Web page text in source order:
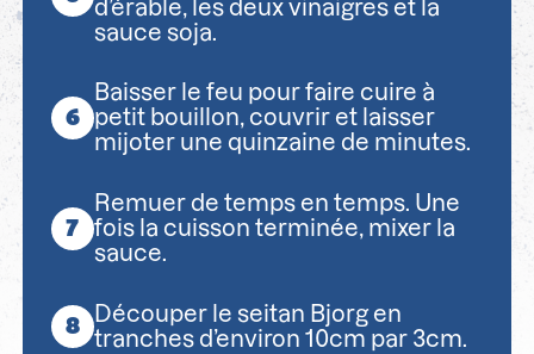
d’érable, les deux vinaigres et la
sauce soja.
Baisser le feu pour faire cuire à
petit bouillon, couvrir et laisser
mijoter une quinzaine de minutes.
Remuer de temps en temps. Une
fois la cuisson terminée, mixer la
sauce.
Découper le seitan Bjorg en
tranches d’environ 10cm par 3cm.